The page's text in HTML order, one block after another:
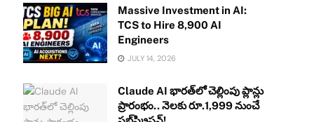
Massive Investment in AI:
TCS to Hire 8,900 AI
Engineers
JULY 14, 2026
Claude AI భారత్‌లో చెల్లింపు ప్లాన్లు
ప్రారంభం.. నెలకు రూ.1,999 నుంచే